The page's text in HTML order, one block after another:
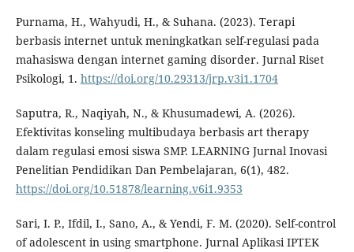
Purnama, H., Wahyudi, H., & Suhana. (2023). Terapi
berbasis internet untuk meningkatkan self-regulasi pada
mahasiswa dengan internet gaming disorder. Jurnal Riset
Psikologi, 1. https://doi.org/10.29313/jrp.v3i1.1704
Saputra, R., Naqiyah, N., & Khusumadewi, A. (2026).
Efektivitas konseling multibudaya berbasis art therapy
dalam regulasi emosi siswa SMP. LEARNING Jurnal Inovasi
Penelitian Pendidikan Dan Pembelajaran, 6(1), 482.
https://doi.org/10.51878/learning.v6i1.9353
Sari, I. P., Ifdil, I., Sano, A., & Yendi, F. M. (2020). Self-control
of adolescent in using smartphone. Jurnal Aplikasi IPTEK